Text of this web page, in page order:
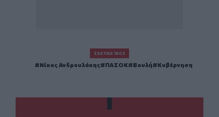
ΣΧΕΤΙΚΆ TAGS
Νίκος Ανδρουλάκης ΠΑΣΟΚ Βουλή Κυβέρνηση